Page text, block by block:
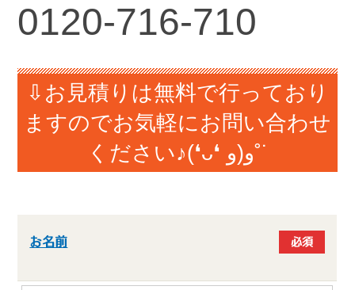
0120-716-710
⇩お見積りは無料で行っており
ますのでお気軽にお問い合わせ
ください♪(❛ᴗ❛ و(و˚˙
お名前 必須